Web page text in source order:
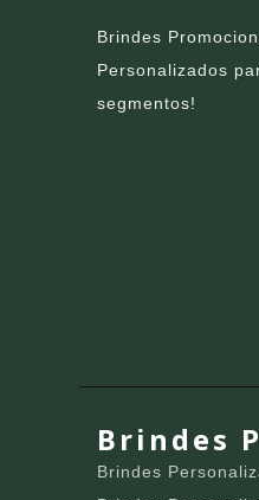
Brindes
Personalizados
segmentos!
Brindes
Brindes